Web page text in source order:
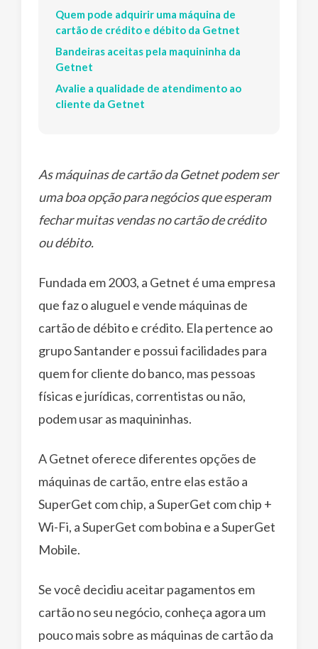
Quem pode adquirir uma máquina de
cartão de crédito e débito da Getnet
Bandeiras aceitas pela maquininha da
Getnet
Avalie a qualidade de atendimento ao
cliente da Getnet
As máquinas de cartão da Getnet podem ser
uma boa opção para negócios que esperam
fechar muitas vendas no cartão de crédito
ou débito.
Fundada em 2003, a Getnet é uma empresa
que faz o aluguel e vende máquinas de
cartão de débito e crédito. Ela pertence ao
grupo Santander e possui facilidades para
quem for cliente do banco, mas pessoas
físicas e jurídicas, correntistas ou não,
podem usar as maquininhas.
A Getnet oferece diferentes opções de
máquinas de cartão, entre elas estão a
SuperGet com chip, a SuperGet com chip +
Wi-Fi, a SuperGet com bobina e a SuperGet
Mobile.
Se você decidiu aceitar pagamentos em
cartão no seu negócio, conheça agora um
pouco mais sobre as máquinas de cartão da